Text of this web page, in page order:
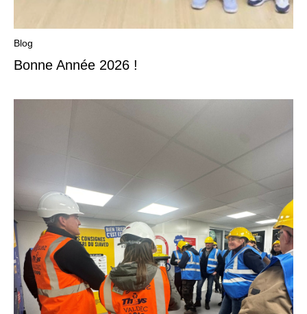
Blog
Bonne Année 2026 !